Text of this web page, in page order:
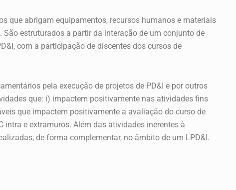
que abrigam equipamentos, recursos humanos e materiais
estruturados a partir da interação de um conjunto de
com a participação de discentes dos cursos de
pela execução de projetos de PD&I e por outros
que: i) impactem positivamente nas atividades fins
que impactem positivamente a avaliação do curso de
e extramuros. Além das atividades inerentes à
de forma complementar, no âmbito de um LPD&I.